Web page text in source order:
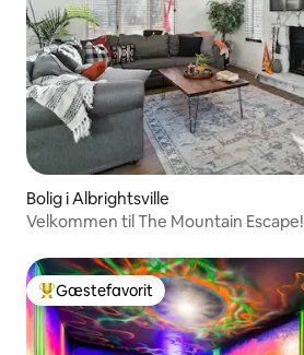
Bolig i Albrightsville
Velkommen til The Mountain Escape!
Bedste gæstefavorit
Gæstefavorit